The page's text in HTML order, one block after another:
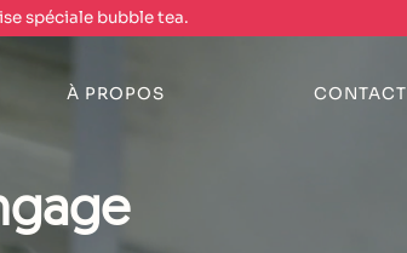
spéciale bubble tea.
À PROPOS CONTACT